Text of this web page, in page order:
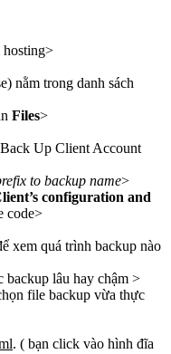
hosting>
nằm trong danh sách
Files>
Up Client Account
to backup name>
configuration and
code>
xem quá trình backup nào
lâu hay chậm >
file backup vừa thực
. ( bạn click vào hình đĩa